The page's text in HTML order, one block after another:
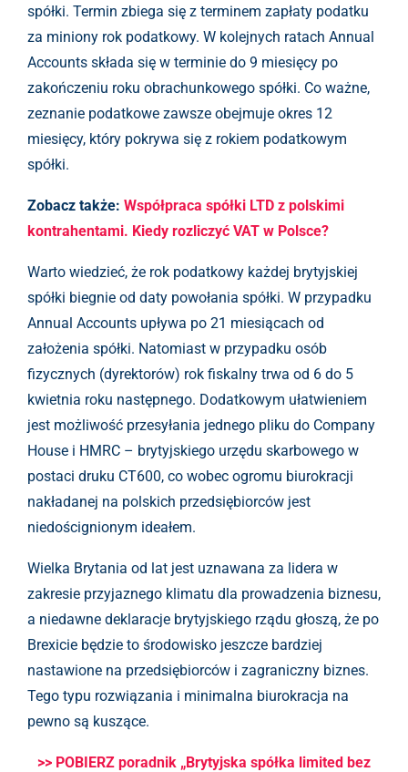
spółki. Termin zbiega się z terminem zapłaty podatku
za miniony rok podatkowy. W kolejnych ratach Annual
Accounts składa się w terminie do 9 miesięcy po
zakończeniu roku obrachunkowego spółki. Co ważne,
zeznanie podatkowe zawsze obejmuje okres 12
miesięcy, który pokrywa się z rokiem podatkowym
spółki.
Zobacz także: Współpraca spółki LTD z polskimi
kontrahentami. Kiedy rozliczyć VAT w Polsce?
Warto wiedzieć, że rok podatkowy każdej brytyjskiej
spółki biegnie od daty powołania spółki. W przypadku
Annual Accounts upływa po 21 miesiącach od
założenia spółki. Natomiast w przypadku osób
fizycznych (dyrektorów) rok fiskalny trwa od 6 do 5
kwietnia roku następnego. Dodatkowym ułatwieniem
jest możliwość przesyłania jednego pliku do Company
House i HMRC – brytyjskiego urzędu skarbowego w
postaci druku CT600, co wobec ogromu biurokracji
nakładanej na polskich przedsiębiorców jest
niedoścignionym ideałem.
Wielka Brytania od lat jest uznawana za lidera w
zakresie przyjaznego klimatu dla prowadzenia biznesu,
a niedawne deklaracje brytyjskiego rządu głoszą, że po
Brexicie będzie to środowisko jeszcze bardziej
nastawione na przedsiębiorców i zagraniczny biznes.
Tego typu rozwiązania i minimalna biurokracja na
pewno są kuszące.
>> POBIERZ poradnik „Brytyjska spółka limited bez